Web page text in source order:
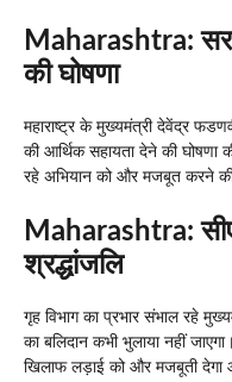
Maharashtra:
की घोषणा
महाराष्ट्र के मुख्यमंत्री देवेंद्र
की आर्थिक सहायता देने की घोषणा
रहे अभियान को और मजबूत करने
Maharashtra:
श्रद्धांजलि
गृह विभाग का प्रभार संभाल रहे
का बलिदान कभी भुलाया नहीं
खिलाफ लड़ाई को और मजबूती देगा